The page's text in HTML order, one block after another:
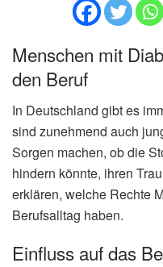
Menschen mit
den Beruf
In Deutschland gibt es
sind zunehmend auch
Sorgen machen, ob die
hindern könnte, ihren
erklären, welche Rechte
Berufsalltag haben.
Einfluss auf das